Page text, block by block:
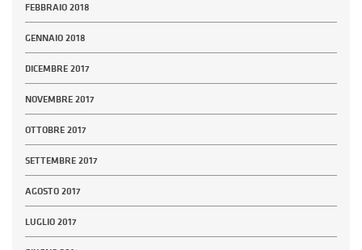
FEBBRAIO 2018
GENNAIO 2018
DICEMBRE 2017
NOVEMBRE 2017
OTTOBRE 2017
SETTEMBRE 2017
AGOSTO 2017
LUGLIO 2017